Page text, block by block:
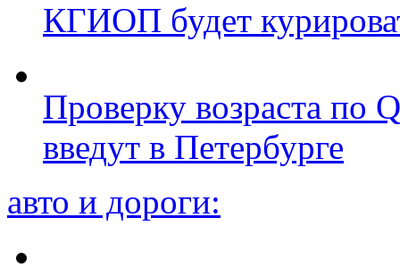
КГИОП будет
Проверку возраста по
введут в Петербурге
авто и дороги: